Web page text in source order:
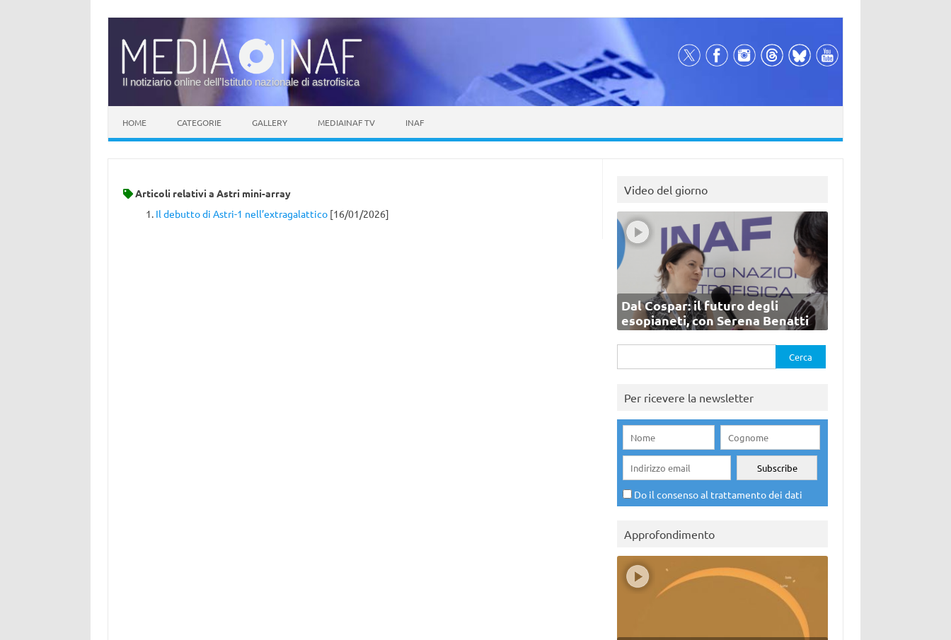
Il notiziario online dell’Istituto nazionale di astrofisica
HOME CATEGORIE GALLERY MEDIAINAF TV INAF
Articoli relativi a Astri mini-array
Il debutto di Astri-1 nell’extragalattico[16/01/2026]
Video del giorno
Dal Cospar: il futuro degli
esopianeti, con Serena Benatti
per:
Per ricevere la newsletter
Do il consenso al trattamento dei dati
Approfondimento